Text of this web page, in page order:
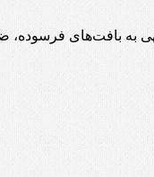
به بافت‌های